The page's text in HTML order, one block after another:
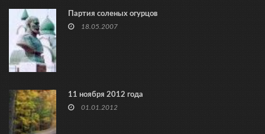
Партия соленых огурцов
18.05.2007
11 ноября 2012 года
01.01.2012